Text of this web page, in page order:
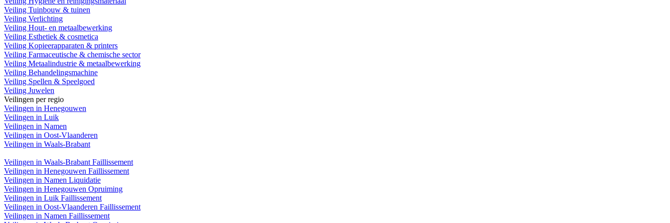
Veiling Tuinbouw & tuinen
Veiling Verlichting
Veiling Hout- en metaalbewerking
Veiling Esthetiek & cosmetica
Veiling Kopieerapparaten & printers
Veiling Farmaceutische & chemische sector
Veiling Metaalindustrie & metaalbewerking
Veiling Behandelingsmachine
Veiling Spellen & Speelgoed
Veiling Juwelen
Veilingen per regio
Veilingen in Henegouwen
Veilingen in Luik
Veilingen in Namen
Veilingen in Oost-Vlaanderen
Veilingen in Waals-Brabant
Veilingen in Waals-Brabant Faillissement
Veilingen in Henegouwen Faillissement
Veilingen in Namen Liquidatie
Veilingen in Henegouwen Opruiming
Veilingen in Luik Faillissement
Veilingen in Oost-Vlaanderen Faillissement
Veilingen in Namen Faillissement